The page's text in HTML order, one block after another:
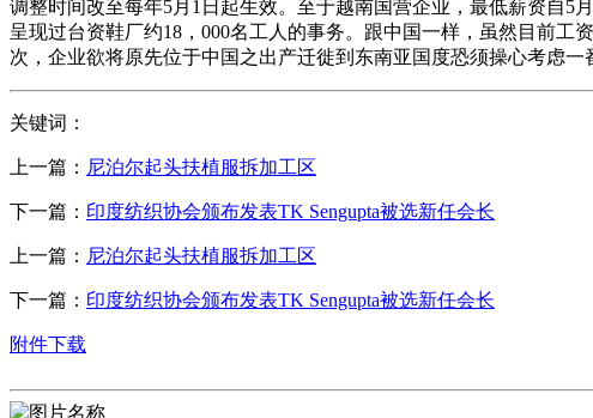
调整时间改至每年5月1日起生效。至于越南国营企业，最低薪资自5
呈现过台资鞋厂约18，000名工人的事务。跟中国一样，虽然目前
次，企业欲将原先位于中国之出产迁徙到东南亚国度恐须操心考虑一
关键词：
上一篇： 尼泊尔起头扶植服拆加工区
下一篇： 印度纺织协会颁布发表TK Sengupta被选新任会长
上一篇： 尼泊尔起头扶植服拆加工区
下一篇： 印度纺织协会颁布发表TK Sengupta被选新任会长
附件下载